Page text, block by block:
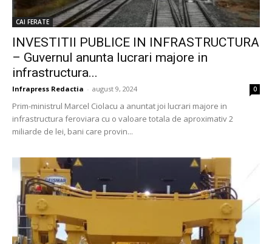
CAI FERATE
INVESTITII PUBLICE IN INFRASTRUCTURA
– Guvernul anunta lucrari majore in
infrastructura...
Infrapress Redactia - august 9, 2024 0
Prim-ministrul Marcel Ciolacu a anuntat joi lucrari majore in
infrastructura feroviara cu o valoare totala de aproximativ 2
miliarde de lei, bani care provin...